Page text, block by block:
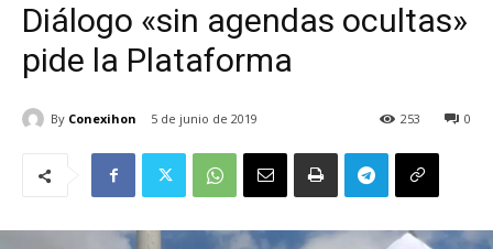
Diálogo «sin agendas ocultas»
pide la Plataforma
By Conexihon 5 de junio de 2019 0
253